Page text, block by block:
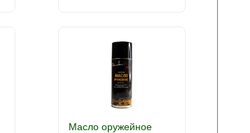
Масло оружейное